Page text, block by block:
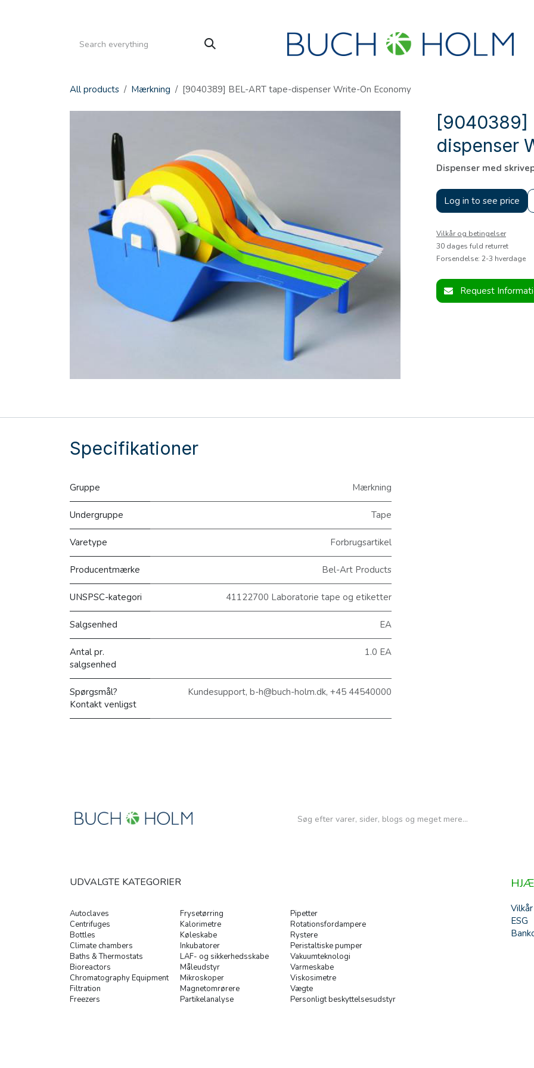
All products Mærkning [9040389] BEL-ART tape-dispenser Write-On Economy
[9040389]
dispenser
Dispenser med
Log in to see price
Vilkår og betingelser
30 dages fuld returret
Forsendelse: 2-3 hverdage
Request
Specifikationer
Gruppe Mærkning
Undergruppe Tape
Varetype Forbrugsartikel
Producentmærke Bel-Art Products
UNSPSC-kategori 41122700 Laboratorie tape og etiketter
Salgsenhed EA
Antal pr.
salgsenhed
1.0 EA
Spørgsmål?
Kontakt venligst
Kundesupport, b-h@buch-holm.dk, +45 44540000
Autoclaves
Centrifuges
Bottles
Climate chambers
Baths & Thermostats
Bioreactors
Chromatography Equipment
Filtration
Freezers
Frysetørring
Kalorimetre
Køleskabe
Inkubatorer
LAF- og sikkerhedsskabe
Måleudstyr
Mikroskoper
Magnetomrørere
Partikelanalyse
Pipetter
Rotationsfordampere
Rystere
Peristaltiske pumper
Vakuumteknologi
Varmeskabe
Viskosimetre
Vægte
Personligt beskyttelsesudstyr
UDVALGTE KATEGORIER
Vilkår
ESG